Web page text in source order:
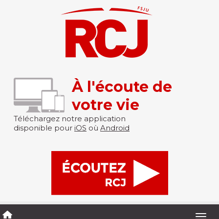
À l'écoute de
votre vie
Téléchargez notre application
disponible pour iOS où Android